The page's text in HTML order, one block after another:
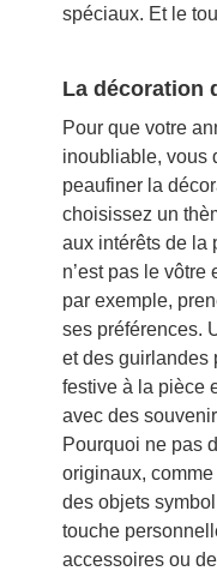
spéciaux. Et le
La décoration
Pour que votre
inoubliable, vous
peaufiner la
choisissez un
aux intérêts de la
n’est pas le vôtre
par exemple,
ses préférences.
et des guirlandes
festive à la pièce
avec des
Pourquoi ne pas
originaux,
des objets
touche
accessoires ou